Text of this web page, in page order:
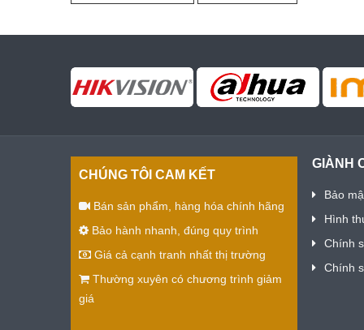
CHÚNG TÔI CAM KẾT
Bán sản phẩm, hàng hóa chính hãng
Bảo hành nhanh, đúng quy trình
Giá cả cạnh tranh nhất thị trường
Thường xuyên có chương trình giảm
giá
GIÀNH
Bảo
Hình
Chính
Chính